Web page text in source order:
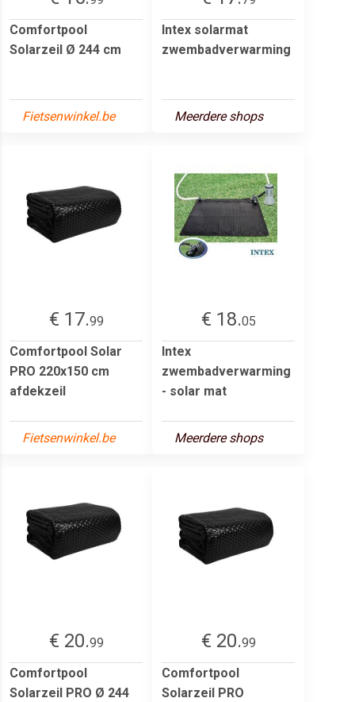
Comfortpool
Solarzeil Ø 244 cm
Fietsenwinkel.be
Intex solarmat
zwembadverwarming
Meerdere shops
€ 17.99
Comfortpool Solar
PRO 220x150 cm
afdekzeil
Fietsenwinkel.be
€ 18.05
Intex
zwembadverwarming
- solar mat
Meerdere shops
€ 20.99
Comfortpool
Solarzeil PRO Ø 244
€ 20.99
Comfortpool
Solarzeil PRO